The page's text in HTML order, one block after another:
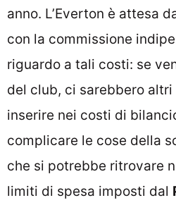
anno. L’Everton è attesa
con la commissione
riguardo a tali costi: se
del club, ci sarebbero
inserire nei costi di
complicare le cose della
che si potrebbe ritrovare
limiti di spesa imposti dal